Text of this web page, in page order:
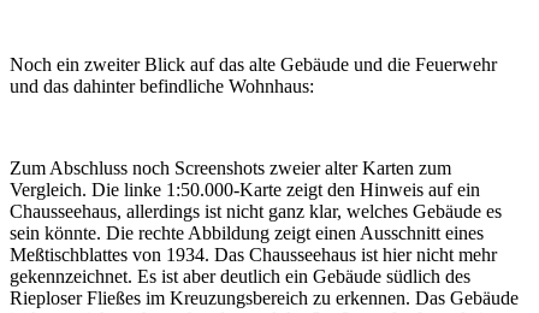
Noch ein zweiter Blick auf das alte Gebäude und die Feuerwehr
und das dahinter befindliche Wohnhaus:
Zum Abschluss noch Screenshots zweier alter Karten zum
Vergleich. Die linke 1:50.000-Karte zeigt den Hinweis auf ein
Chausseehaus, allerdings ist nicht ganz klar, welches Gebäude es
sein könnte. Die rechte Abbildung zeigt einen Ausschnitt eines
Meßtischblattes von 1934. Das Chausseehaus ist hier nicht mehr
gekennzeichnet. Es ist aber deutlich ein Gebäude südlich des
Rieploser Fließes im Kreuzungsbereich zu erkennen. Das Gebäude